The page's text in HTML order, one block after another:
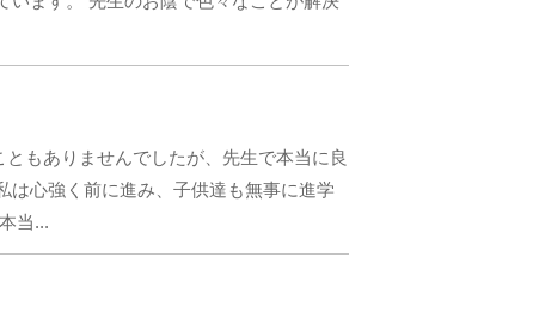
もありませんでしたが、先生で本当に良
は心強く前に進み、子供達も無事に進学
当...